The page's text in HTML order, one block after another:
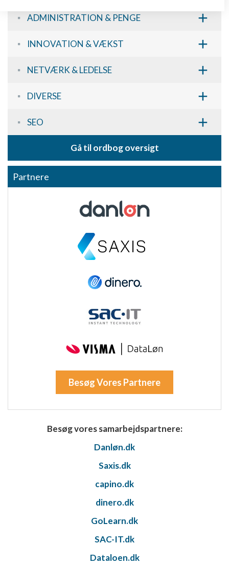
ADMINISTRATION & PENGE +
INNOVATION & VÆKST +
NETVÆRK & LEDELSE +
DIVERSE +
SEO +
Gå til ordbog oversigt
Partnere
Besøg Vores Partnere
Besøg vores samarbejdspartnere:
Danløn.dk
Saxis.dk
capino.dk
dinero.dk
GoLearn.dk
SAC-IT.dk
Dataloen.dk
Opbevare og/eller tilgå oplysninger på en
enhed
Bruge begrænsede oplysninger til at vælge
annoncering
Oprette profiler til tilpasset annoncering
Bruge profiler til at vælge tilpasset
annoncering
Oprette profiler for at tilpasse indhold
Bruge profiler til at vælge tilpasset indhold
Måle annonceringseffektivitet
Forstå målgrupper gennem statistikker eller
kombinationer af oplysninger fra forskellige
Udvikle og forbedre tjenester
placeringsoplysninger
anmodede oplysninger